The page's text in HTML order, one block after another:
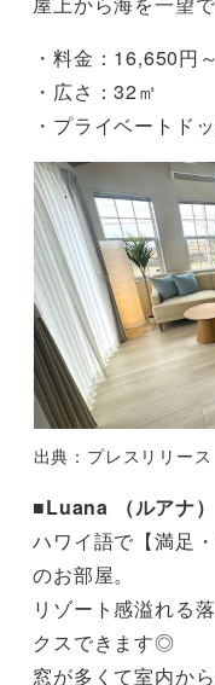
・料金：16,650円
・広さ：32㎡
・プライベートド
出典：プレスリリース
■Luana （ルアナ）
ハワイ語で【満足
のお部屋。
リゾート感溢れる
クスできます◎
窓が多くて室内か